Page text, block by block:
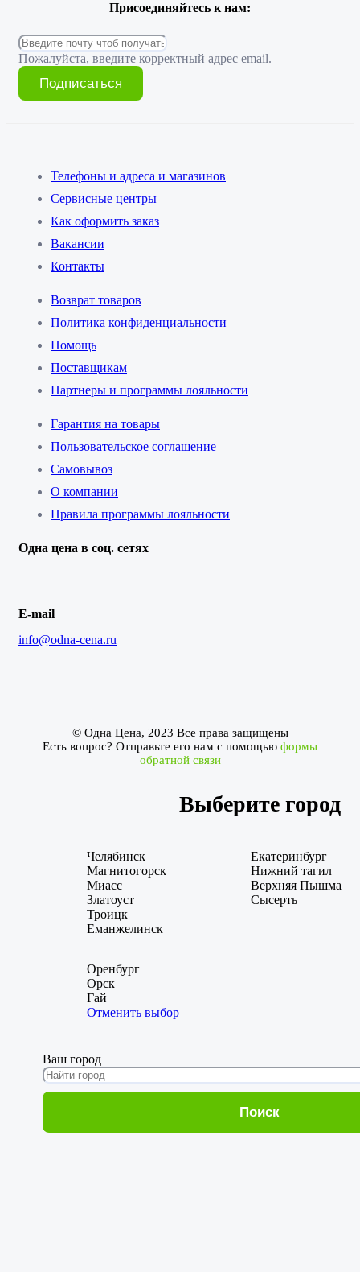
Присоединяйтесь к нам:
Пожалуйста, введите корректный адрес email.
Подписаться
Телефоны и адреса и магазинов
Сервисные центры
Как оформить заказ
Вакансии
Контакты
Возврат товаров
Политика конфиденциальности
Помощь
Поставщикам
Партнеры и программы лояльности
Гарантия на товары
Пользовательское соглашение
Самовывоз
О компании
Правила программы лояльности
Одна цена в соц. сетях
E-mail
info@odna-cena.ru
© Одна Цена, 2023 Все права защищены
Есть вопрос? Отправьте его нам с помощью формы
обратной связи
Выберите город
Челябинск
Магнитогорск
Миасс
Златоуст
Троицк
Еманжелинск
Екатеринбург
Нижний тагил
Верхняя Пышма
Сысерть
Оренбург
Орск
Гай
Отменить выбор
Ваш город
Поиск